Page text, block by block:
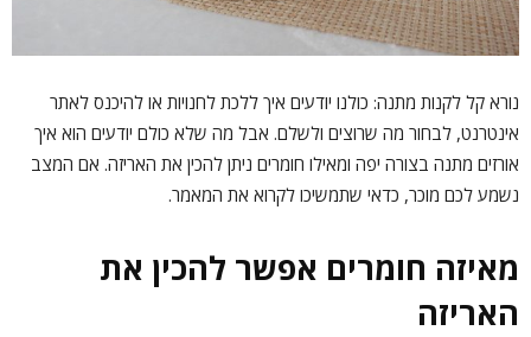
נורא קל לקנות מתנה: כולנו יודעים איך ללכת לחנויות או להיכנס לאתר
אינטרנט, לבחור מה שרוצים ולשלם. אבל מה שלא כולם יודעים הוא איך
אורזים מתנה בצורה יפה ומאילו חומרים ניתן להכין את האריזה. אם המצב
נשמע לכם מוכר, כדאי שתמשיכו לקרוא את המאמר.
מאיזה חומרים אפשר להכין את
האריזה